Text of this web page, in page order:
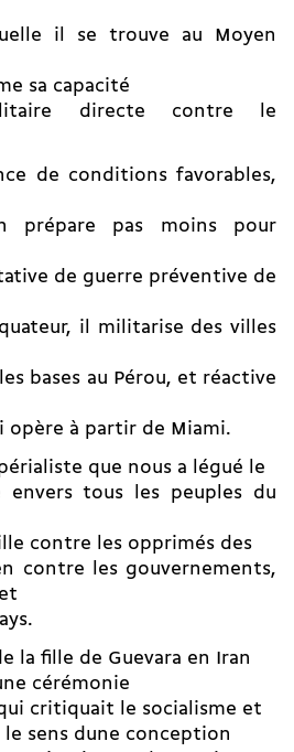
il se trouve au Moyen
sa capacité
directe contre le
de conditions favorables,
prépare pas moins pour
de guerre préventive de
il militarise des villes
bases au Pérou, et réactive
opère à partir de Miami.
que nous a légué le
envers tous les peuples du
contre les opprimés des
contre les gouvernements,
la fille de Guevara en Iran 
cérémonie
critiquait le socialisme et
le sens dune conception